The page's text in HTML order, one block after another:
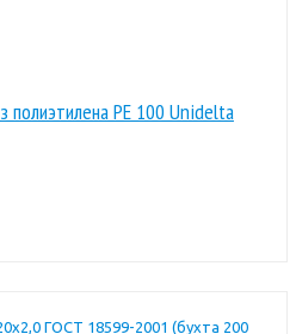
полиэтилена PE 100 Unidelta